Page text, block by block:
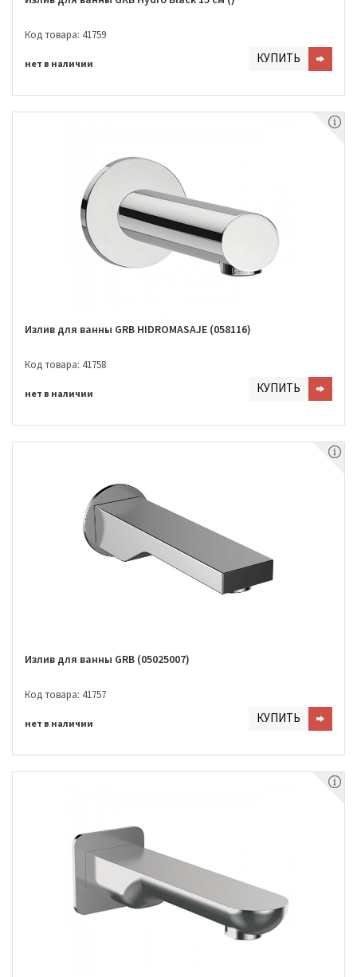
Код товара: 41759
нет в наличии КУПИТЬ
Излив для ванны GRB HIDROMASAJE (058116)
Код товара: 41758
нет в наличии КУПИТЬ
Излив для ванны GRB (05025007)
Код товара: 41757
нет в наличии КУПИТЬ